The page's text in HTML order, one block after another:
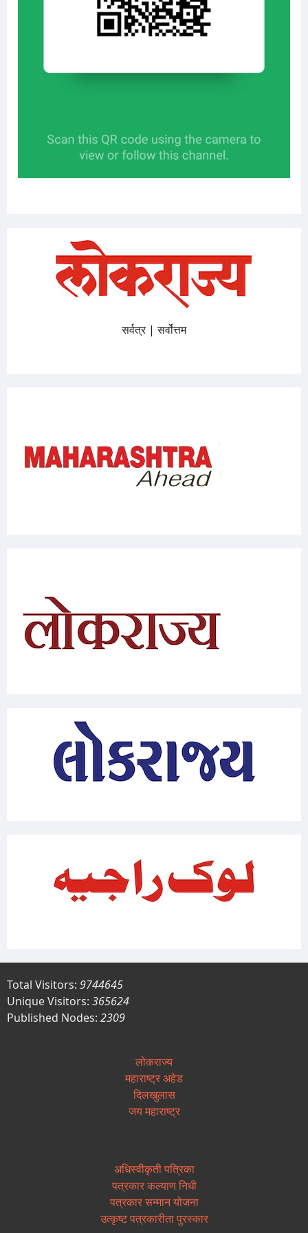
सर्वत्र | सर्वोत्तम
Total Visitors: 9744645
Unique Visitors: 365624
Published Nodes: 2309
लोकराज्य
महाराष्ट्र अहेड
दिलखुलास
जय महाराष्ट्र
अधिस्वीकृती पत्रिका
पत्रकार कल्याण निधी
पत्रकार सन्मान योजना
उत्कृष्ट पत्रकारीता पुरस्कार